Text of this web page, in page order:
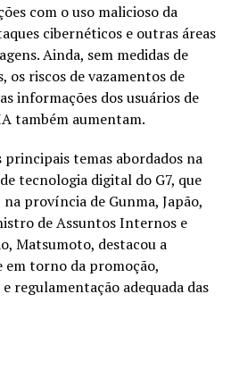
com o uso malicioso da
cibernéticos e outras áreas
Ainda, sem medidas de
os riscos de vazamentos de
informações dos usuários de
também aumentam.
principais temas abordados na
tecnologia digital do G7, que
província de Gunma, Japão,
de Assuntos Internos e
Matsumoto, destacou a
torno da promoção,
regulamentação adequada das